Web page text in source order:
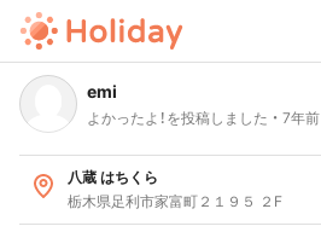
emi
よかったよ！を投稿しました 7年前
八蔵 はちくら
栃木県足利市家富町２１９５ ２F